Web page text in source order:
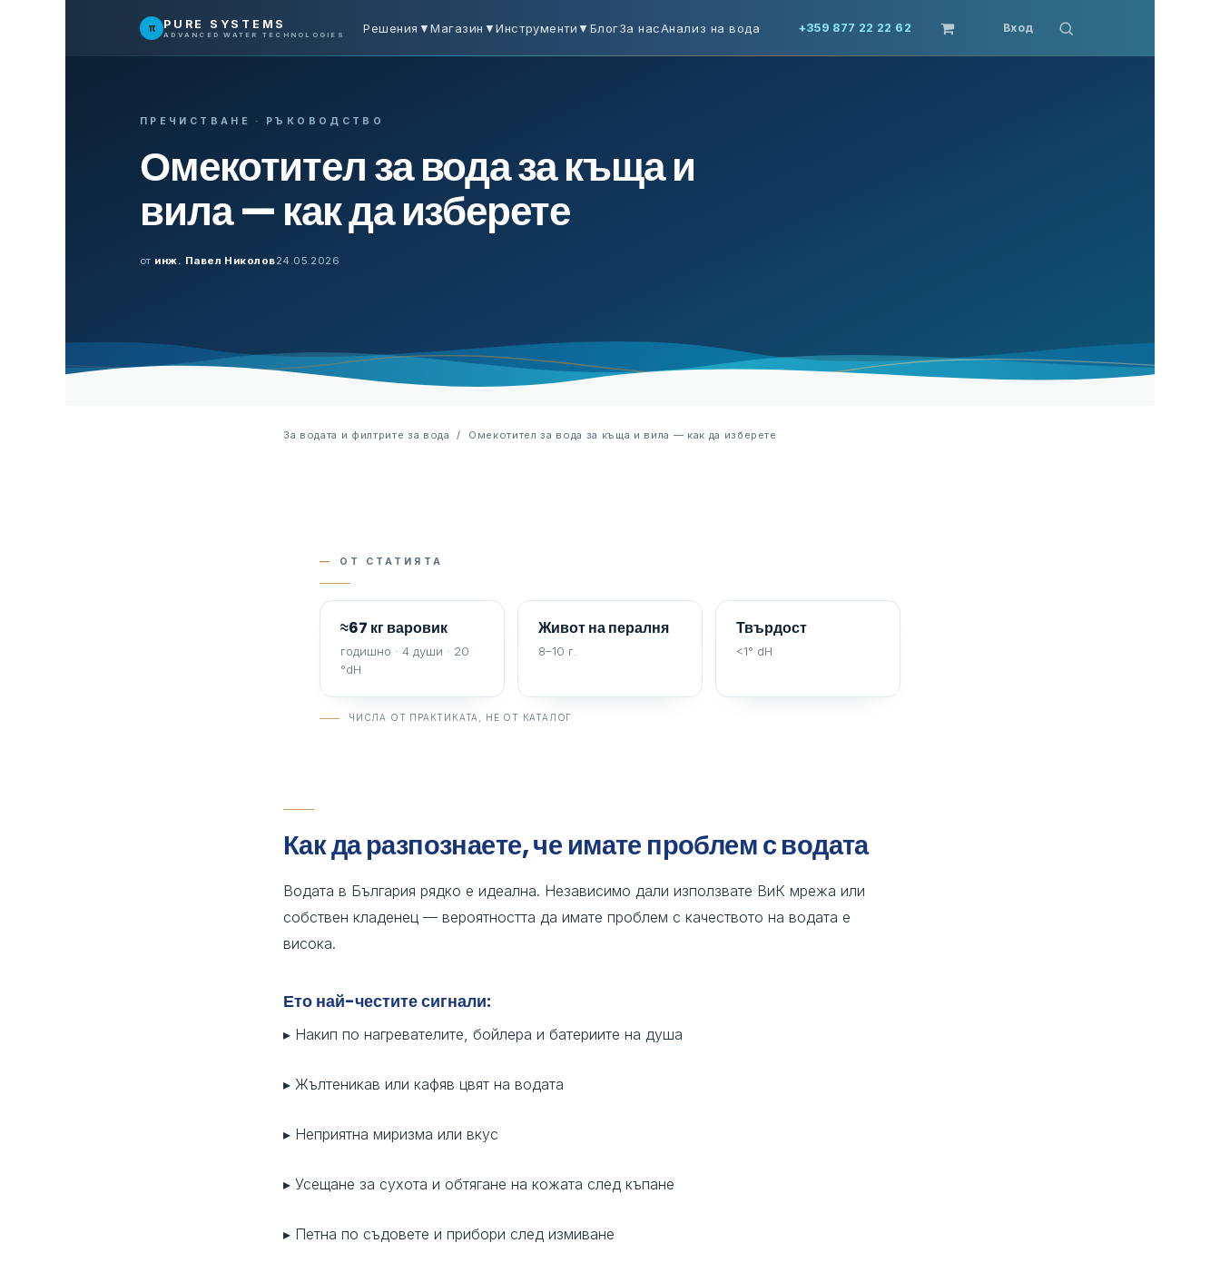
π PURE SYSTEMS
ADVANCED WATER TECHNOLOGIES Решения ▼Магазин ▼Инструменти▼ БлогЗа насАнализ на вода +359 877 22 22 62 Вход
ПРЕЧИСТВАНЕ · РЪКОВОДСТВО
Омекотител за вода за къща и
вила — как да изберете
от инж. Павел Николов24.05.2026
За водата и филтрите за вода Омекотител за вода за къща и вила — как да изберете
— ОТ СТАТИЯТА
≈67 кг варовик
годишно · 4 души · 20
°dH
Живот на пералня
8–10 г.
Твърдост
<1° dH
ЧИСЛА ОТ ПРАКТИКАТА, НЕ ОТ КАТАЛОГ
Как да разпознаете, че имате проблем с водата
Водата в България рядко е идеална. Независимо дали използвате ВиК мрежа или
собствен кладенец — вероятността да имате проблем с качеството на водата е
висока.
Ето най-честите сигнали:
▸ Накип по нагревателите, бойлера и батериите на душа
▸ Жълтеникав или кафяв цвят на водата
▸ Неприятна миризма или вкус
▸ Усещане за сухота и обтягане на кожата след къпане
▸ Петна по съдовете и прибори след измиване